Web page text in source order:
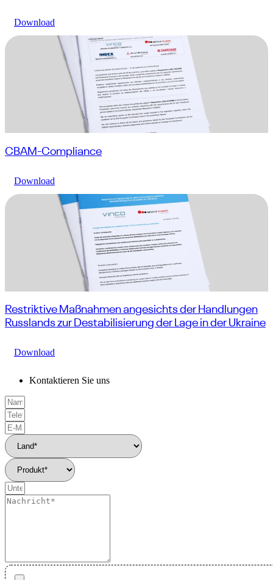
Download
CBAM-Compliance
Download
Restriktive Maßnahmen angesichts der Handlungen
Russlands zur Destabilisierung der Lage in der Ukraine
Download
Kontaktieren Sie uns